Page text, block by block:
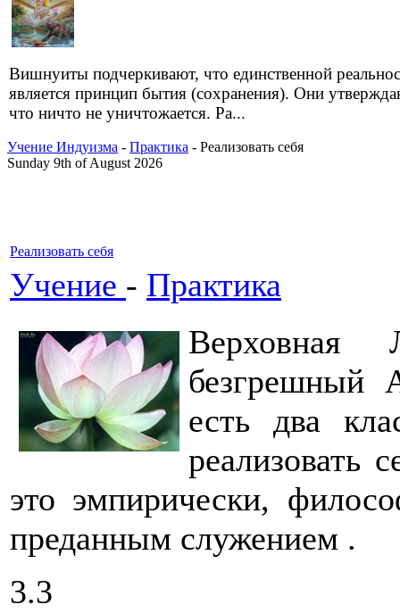
Вишнуиты подчеркивают, что единственной
является принцип бытия (сохранения). Они
что ничто не уничтожается. Ра...
Учение Индуизма - Практика - Реализовать себя
Sunday 9th of August 2026
Реализовать себя
Учение - Практика
Верховная
безгрешный
есть два
реализовать
это эмпирически,
преданным служением .
3.3